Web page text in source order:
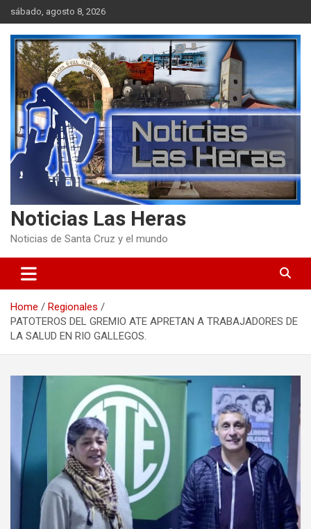
Skip
to
content
sábado, agosto 8, 2026
Noticias Las Heras
Noticias de Santa Cruz y el mundo
Home
Regionales
PATOTEROS DEL GREMIO ATE APRETAN A TRABAJADORES DE
LA SALUD EN RIO GALLEGOS.